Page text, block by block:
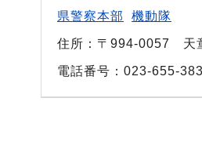
県警察本部 機動隊
住所：〒994-0057 天
電話番号：023-655-